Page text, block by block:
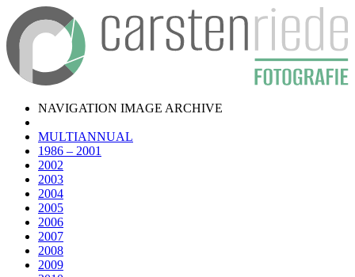
NAVIGATION IMAGE ARCHIVE
MULTIANNUAL
1986 – 2001
2002
2003
2004
2005
2006
2007
2008
2009